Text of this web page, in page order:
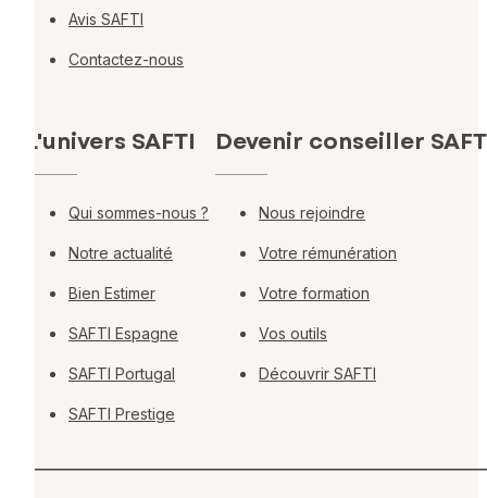
Avis SAFTI
Contactez-nous
L'univers SAFTI
Qui sommes-nous ?
Notre actualité
Bien Estimer
SAFTI Espagne
SAFTI Portugal
SAFTI Prestige
Devenir conseiller
Nous rejoindre
Votre rémunération
Votre formation
Vos outils
Découvrir SAFTI